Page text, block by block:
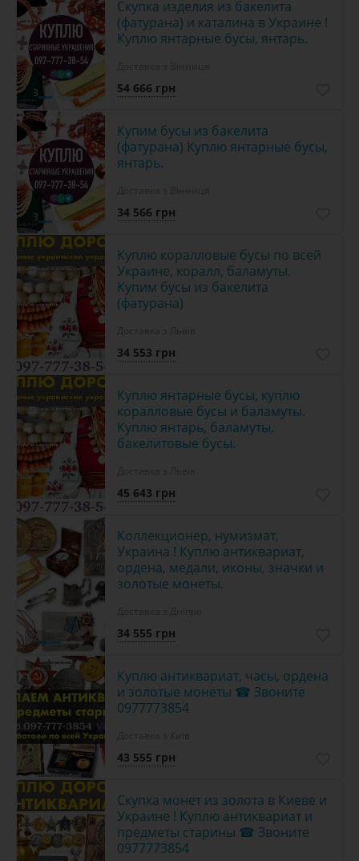
3
Скупка изделия из бакелита
(фатурана) и каталина в Украине !
Куплю янтарные бусы, янтарь.
54 666 грн
3
Купим бусы из бакелита
(фатурана) Куплю янтарные бусы,
янтарь.
34 566 грн
Куплю коралловые бусы по всей
Украине, коралл, баламуты.
Купим бусы из бакелита
(фатурана)
34 553 грн
Куплю янтарные бусы, куплю
коралловые бусы и баламуты.
Куплю янтарь, баламуты,
бакелитовые бусы.
45 643 грн
2
Коллекционер, нумизмат,
Украина ! Куплю антиквариат,
ордена, медали, иконы, значки и
золотые монеты.
34 555 грн
Куплю антиквариат, часы, ордена
и золотые монеты ☎ Звоните
0977773854
43 555 грн
Скупка монет из золота в Киеве и
Украине ! Куплю антиквариат и
предметы старины ☎ Звоните
0977773854